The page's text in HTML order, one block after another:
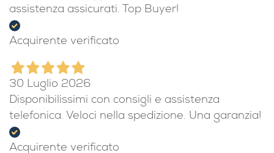
assistenza assicurati. Top Buyer!
Acquirente verificato
30 Luglio 2026
Disponibilissimi con consigli e assistenza
telefonica. Veloci nella spedizione. Una garanzia!
Acquirente verificato